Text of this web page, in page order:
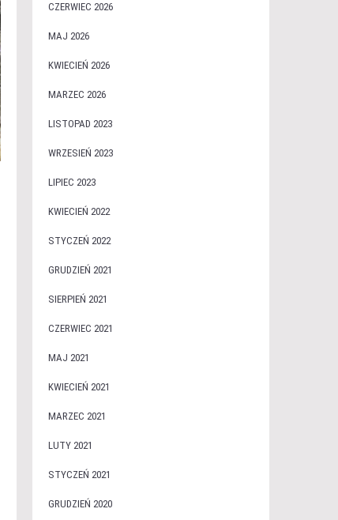
CZERWIEC 2026
MAJ 2026
KWIECIEŃ 2026
MARZEC 2026
LISTOPAD 2023
WRZESIEŃ 2023
LIPIEC 2023
KWIECIEŃ 2022
STYCZEŃ 2022
GRUDZIEŃ 2021
SIERPIEŃ 2021
CZERWIEC 2021
MAJ 2021
KWIECIEŃ 2021
MARZEC 2021
LUTY 2021
STYCZEŃ 2021
GRUDZIEŃ 2020